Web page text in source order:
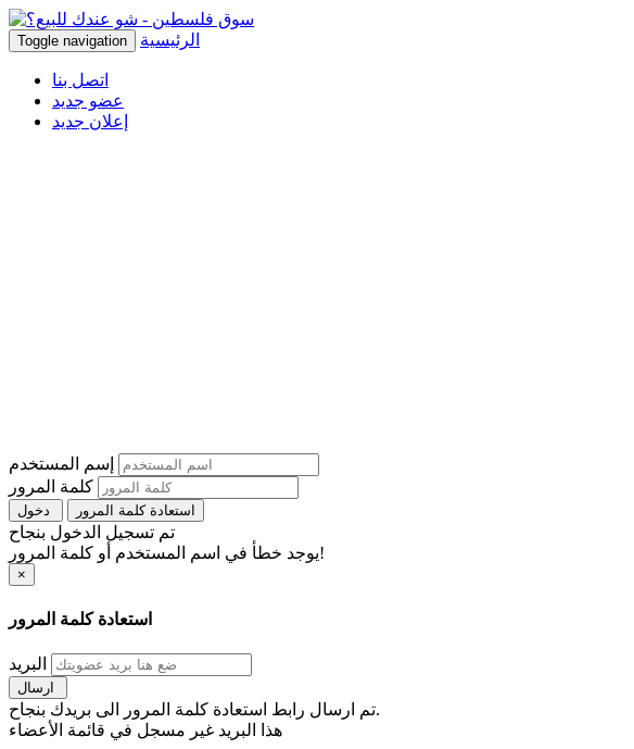
Toggle navigation الرئيسية
اتصل بنا
عضو جديد
إعلان جديد
إسم المستخدم
كلمة المرور
استعادة كلمة المرور
تم تسجيل الدخول بنجاح
يوجد خطأ في اسم المستخدم أو كلمة المرور!
×
استعادة كلمة المرور
البريد
تم ارسال رابط استعادة كلمة المرور الى بريدك بنجاح.
هذا البريد غير مسجل في قائمة الأعضاء